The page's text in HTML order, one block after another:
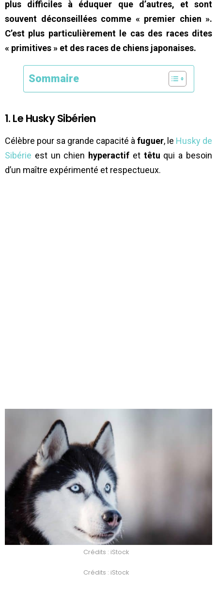
plus difficiles à éduquer que d’autres, et sont
souvent déconseillées comme « premier chien ».
C’est plus particulièrement le cas des races dites
« primitives » et des races de chiens japonaises.
Sommaire
1. Le Husky Sibérien
Célèbre pour sa grande capacité àfuguer, le Husky de
Sibérie est un chien hyperactif et têtu qui a besoin
d’un maître expérimenté et respectueux.
Crédits : iStock
Crédits : iStock